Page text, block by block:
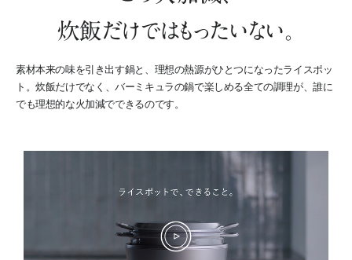
炊飯だけではもったいない。
素材本来の味を引き出す鍋と、理想の熱源がひとつになったライスポッ
ト。炊飯だけでなく、バーミキュラの鍋で楽しめる全ての調理が、誰に
でも理想的な火加減でできるのです。